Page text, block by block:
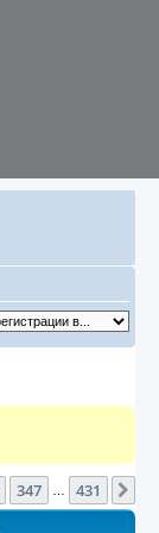
347 431